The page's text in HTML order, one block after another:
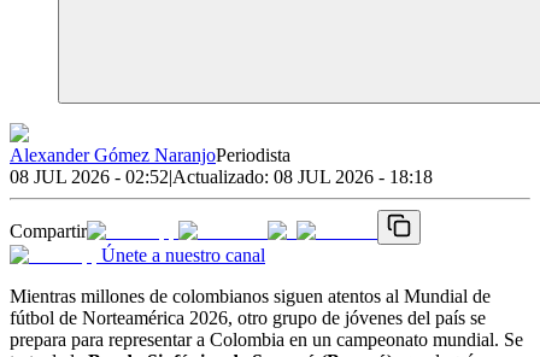
Alexander Gómez NaranjoPeriodista
08 JUL 2026 - 02:52|Actualizado: 08 JUL 2026 - 18:18
Compartir
Únete a nuestro canal
Mientras millones de colombianos siguen atentos al Mundial de
fútbol de Norteamérica 2026, otro grupo de jóvenes del país se
prepara para representar a Colombia en un campeonato mundial. Se